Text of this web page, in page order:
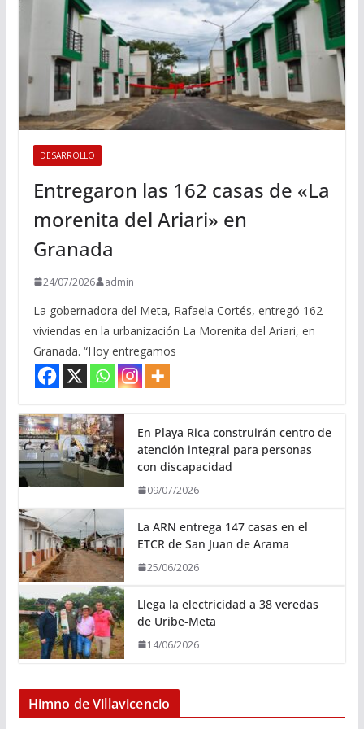
DESARROLLO
Entregaron las 162 casas de «La
morenita del Ariari» en
Granada
24/07/2026 admin
La gobernadora del Meta, Rafaela Cortés, entregó 162
viviendas en la urbanización La Morenita del Ariari, en
Granada. “Hoy entregamos
En Playa Rica construirán centro de
atención integral para personas
con discapacidad
09/07/2026
La ARN entrega 147 casas en el
ETCR de San Juan de Arama
25/06/2026
Llega la electricidad a 38 veredas
de Uribe-Meta
14/06/2026
Himno de Villavicencio